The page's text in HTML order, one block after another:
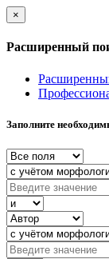
×
Расширенный
Заполните